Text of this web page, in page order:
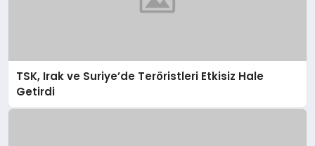
TSK, Irak ve Suriye’de Teröristleri Etkisiz Hale
Getirdi